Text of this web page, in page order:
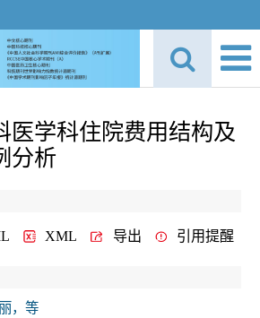
医学科住院费用结构及
分析
XML 导出 引用提醒
，等